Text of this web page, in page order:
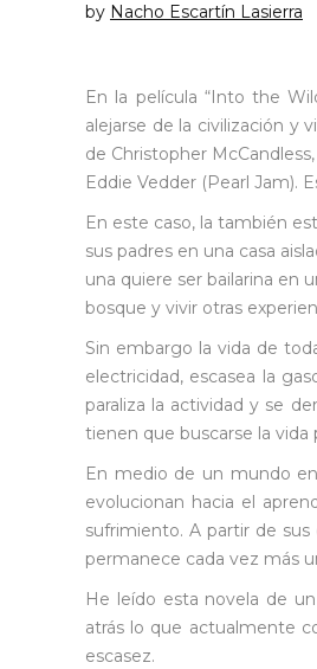
by Nacho Escartín Lasierra
En la película “Into the
alejarse de la civilización y
de Christopher
Eddie Vedder (Pearl Jam).
En este caso, la también
sus padres en una casa
una quiere ser bailarina en
bosque y vivir otras
Sin embargo la vida de
electricidad, escasea la
paraliza la actividad y se
tienen que buscarse la vida
En medio de un mundo
evolucionan hacia el
sufrimiento. A partir de sus
permanece cada vez más
He leído esta novela de
atrás lo que actualmente
escasez.